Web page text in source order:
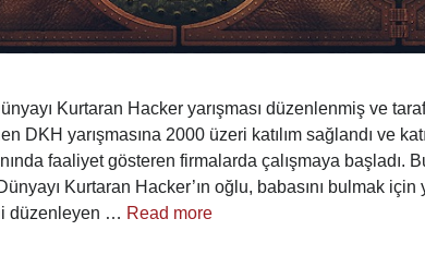
Kurtaran Hacker yarışması düzenlenmiş ve
DKH yarışmasına 2000 üzeri katılım sağlandı ve
faaliyet gösteren firmalarda çalışmaya başladı.
Kurtaran Hacker’ın oğlu, babasını bulmak için
düzenleyen … Read more